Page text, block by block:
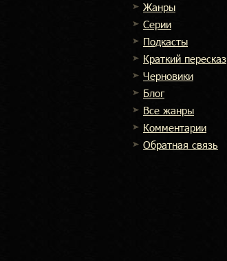
Жанры
Cерии
Подкасты
Краткий пересказ
Черновики
Блог
Все жанры
Комментарии
Обратная связь